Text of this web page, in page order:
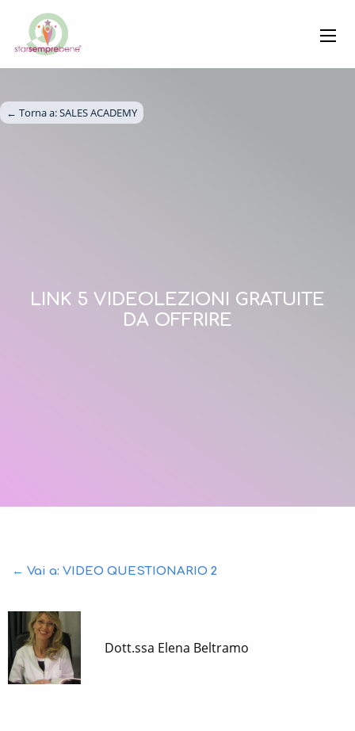
← Torna a: SALES ACADEMY
LINK 5 VIDEOLEZIONI GRATUITE
DA OFFRIRE
← Vai a: VIDEO QUESTIONARIO 2
Dott.ssa Elena Beltramo